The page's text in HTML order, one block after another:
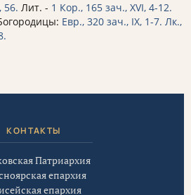
56. Лит. - 1 Кор., 165 зач., XVI, 4-12.
Евр., 320 зач., IX, 1-7. Лк.,
КОНТАКТЫ
Патриархия
епархия
епархия